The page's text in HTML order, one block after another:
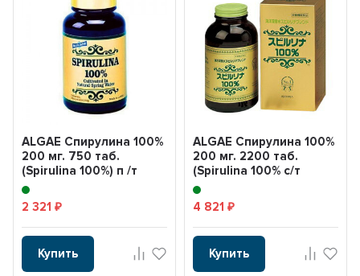
ALGAE Спирулина 100%
200 мг. 750 таб.
(Spirulina 100%) п /т
банка
2 321₽
Купить
ALGAE Спирулина 100%
200 мг. 2200 таб.
(Spirulina 100% с/т
банка)
4 821 ₽
Купить